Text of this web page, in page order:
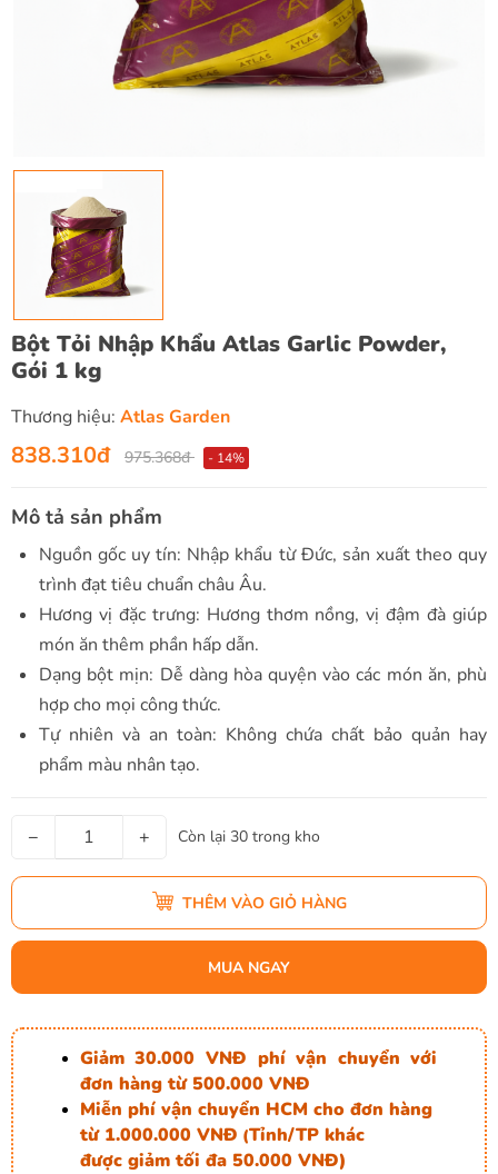
Bột Tỏi Nhập Khẩu Atlas Garlic Powder,
Gói 1 kg
Thương hiệu: Atlas Garden
838.310đ 975.368đ - 14%
Mô tả sản phẩm
Nguồn gốc uy tín: Nhập khẩu từ Đức, sản xuất theo quy
trình đạt tiêu chuẩn châu Âu.
Hương vị đặc trưng: Hương thơm nồng, vị đậm đà giúp
món ăn thêm phần hấp dẫn.
Dạng bột mịn: Dễ dàng hòa quyện vào các món ăn, phù
hợp cho mọi công thức.
Tự nhiên và an toàn: Không chứa chất bảo quản hay
phẩm màu nhân tạo.
− + Còn lại 30 trong kho
THÊM VÀO GIỎ HÀNG
MUA NGAY
Giảm 30.000 VNĐ phí vận chuyển với
đơn hàng từ 500.000 VNĐ
Miễn phí vận chuyển HCM cho đơn hàng
từ 1.000.000 VNĐ (Tỉnh/TP khác
được giảm tối đa 50.000 VNĐ)